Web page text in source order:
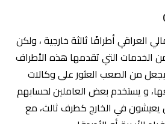
العراقي أطرافًا ثالثة خارجية ، ولكن
الخدمات التي تقدمها هذه الأطراف
من الصعب العثور على وكالات
و يستخدم بعض العاملين لحسابهم
يعيشون في الخارج كطرف ثالث، مع